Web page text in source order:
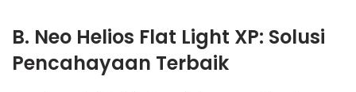
B. Neo Helios Flat Light XP: Solusi
Pencahayaan Terbaik